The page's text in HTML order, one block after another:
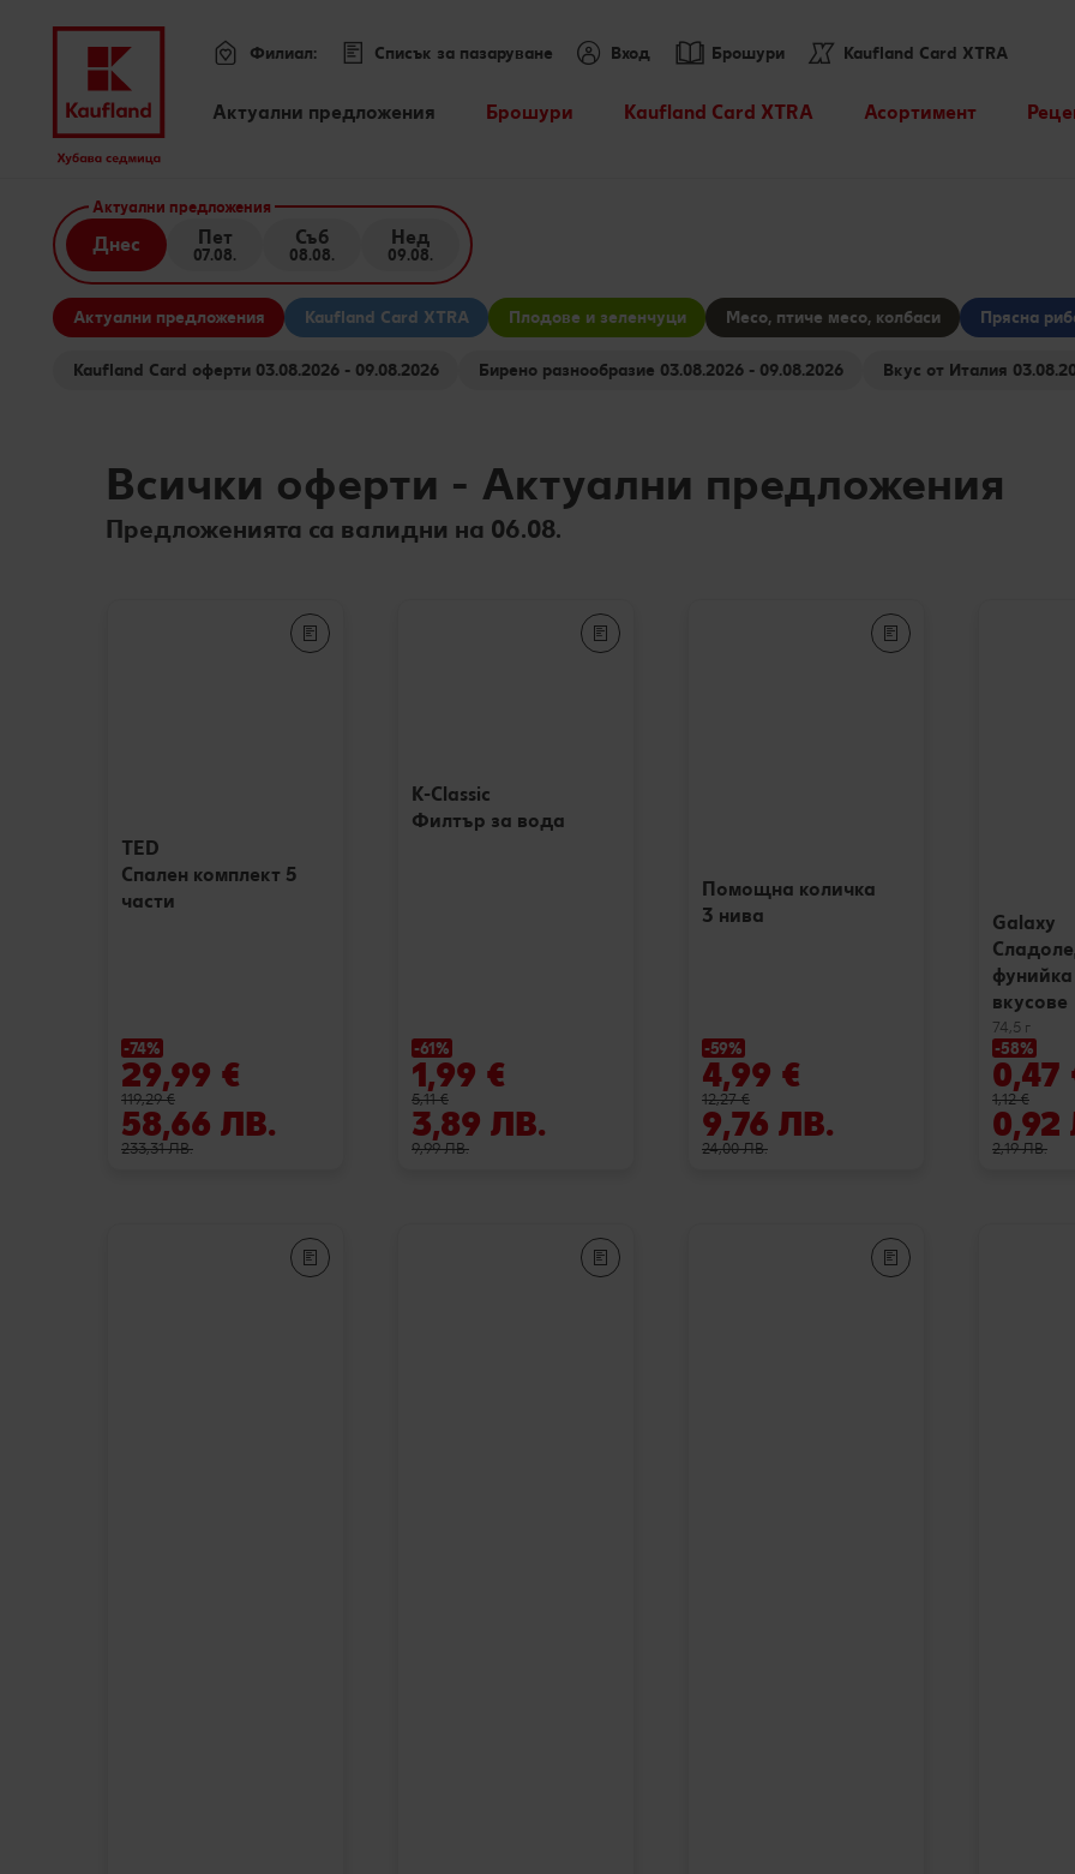
Премини към
Основно съдържание
Футър
Меню
Актуални предложения
Kaufland Card XTRA оферти
Допълнителни предложения
Брошури Kaufland Card XTRA
Kaufland Scan
можеш да спечелиш JBL
Асортимент
Още от асортимента
Лексикон на свежестта
Брошури
Филиал: Вход
Списък за пазаруване Kaufland Card XTRA
Актуални предложения
Днес Пет
07.08.
Съб
08.08.
Нед
09.08.
Актуални предложения Kaufland Card XTRA Плодове и зеленчуци Месо, птиче месо, колбаси Прясна
Kaufland Card оферти 03.08.2026 - 09.08.2026 Бирено разнообразие 03.08.2026 - 09.08.2026 Вкус от
Всички оферти - Актуални предложения
Предложенията са валидни на 06.08.
TED
Спален комплект 5
части
-74%
29,99 €
119,29 €
58,66 ЛВ.
233,31 ЛВ.
K-Classic
Филтър за вода
-61%
1,99 €
5,11 €
3,89 ЛВ.
9,99 ЛВ.
Помощна количка
3 нива
-59%
4,99 €
12,27 €
9,76 ЛВ.
24,00 ЛВ.
Galaxy
вкусове
74,5 г
-58%
0,47
1,12 €
0,92
2,19 ЛВ.